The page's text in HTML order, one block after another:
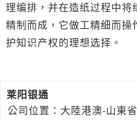
理编排，并在造纸过程中将
精制而成，它做工精细而
护知识产权的理想选择。
莱阳银通
公司位置：大陸港澳-山東省